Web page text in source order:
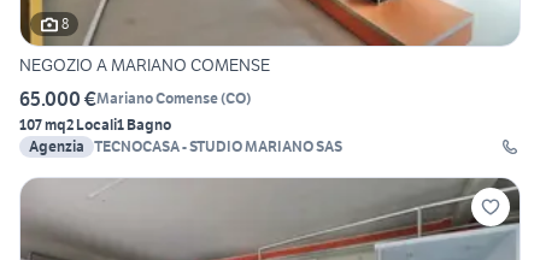
8
NEGOZIO A MARIANO COMENSE
65.000 €Mariano Comense(CO)
107 mq2 Locali1 Bagno
Agenzia
TECNOCASA - STUDIO MARIANO SAS